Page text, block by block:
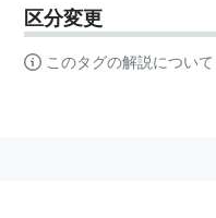
区分変更
このタグの解説について